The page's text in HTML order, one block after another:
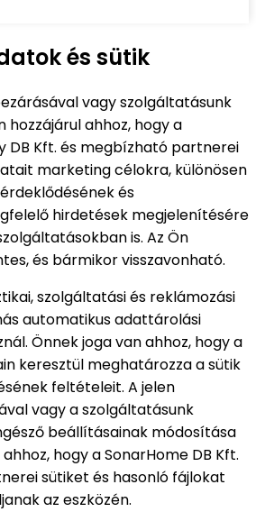
és sütik
vagy szolgáltatásunk
ahhoz, hogy a
DB Kft. és megbízható partnerei
marketing célokra, különösen
és
hirdetések megjelenítésére
is. Az Ön
és bármikor visszavonható.
szolgáltatási és reklámozási
automatikus adattárolási
Önnek joga van ahhoz, hogy a
keresztül meghatározza a sütik
feltételeit. A jelen
vagy a szolgáltatásunk
beállításainak módosítása
hogy a SonarHome DB Kft.
sütiket és hasonló fájlokat
az eszközén.